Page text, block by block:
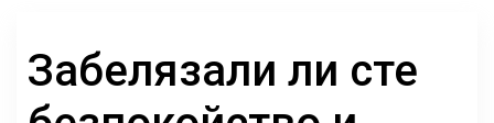
Забелязали ли сте